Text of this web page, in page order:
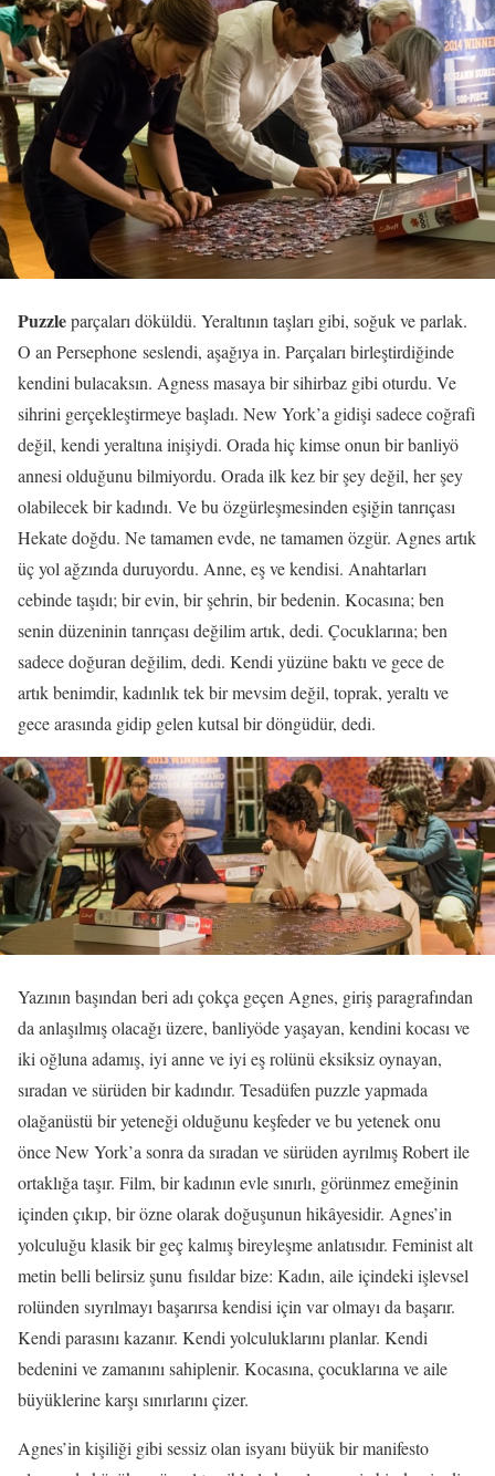
Puzzleparçaları döküldü. Yeraltının taşları gibi, soğuk ve parlak.
O an Persephone seslendi, aşağıya in. Parçaları birleştirdiğinde
kendini bulacaksın. Agness masaya bir sihirbaz gibi oturdu. Ve
sihrini gerçekleştirmeye başladı. New York’a gidişi sadece coğrafi
değil, kendi yeraltına inişiydi. Orada hiç kimse onun bir banliyö
annesi olduğunu bilmiyordu. Orada ilk kez bir şey değil, her şey
olabilecek bir kadındı. Ve bu özgürleşmesinden eşiğin tanrıçası
Hekate doğdu. Ne tamamen evde, ne tamamen özgür. Agnes artık
üç yol ağzında duruyordu. Anne, eş ve kendisi. Anahtarları
cebinde taşıdı; bir evin, bir şehrin, bir bedenin. Kocasına; ben
senin düzeninin tanrıçası değilim artık, dedi. Çocuklarına; ben
sadece doğuran değilim, dedi. Kendi yüzüne baktı ve gece de
artık benimdir, kadınlık tek bir mevsim değil, toprak, yeraltı ve
gece arasında gidip gelen kutsal bir döngüdür, dedi.
Yazının başından beri adı çokça geçen Agnes, giriş paragrafından
da anlaşılmış olacağı üzere, banliyöde yaşayan, kendini kocası ve
iki oğluna adamış, iyi anne ve iyi eş rolünü eksiksiz oynayan,
sıradan ve sürüden bir kadındır. Tesadüfen puzzle yapmada
olağanüstü bir yeteneği olduğunu keşfeder ve bu yetenek onu
önce New York’a sonra da sıradan ve sürüden ayrılmış Robert ile
ortaklığa taşır. Film, bir kadının evle sınırlı, görünmez emeğinin
içinden çıkıp, bir özne olarak doğuşunun hikâyesidir. Agnes’in
yolculuğu klasik bir geç kalmış bireyleşme anlatısıdır. Feminist alt
metin belli belirsiz şunu fısıldar bize: Kadın, aile içindeki işlevsel
rolünden sıyrılmayı başarırsa kendisi için var olmayı da başarır.
Kendi parasını kazanır. Kendi yolculuklarını planlar. Kendi
bedenini ve zamanını sahiplenir. Kocasına, çocuklarına ve aile
büyüklerine karşı sınırlarını çizer.
Agnes’in kişiliği gibi sessiz olan isyanı büyük bir manifesto